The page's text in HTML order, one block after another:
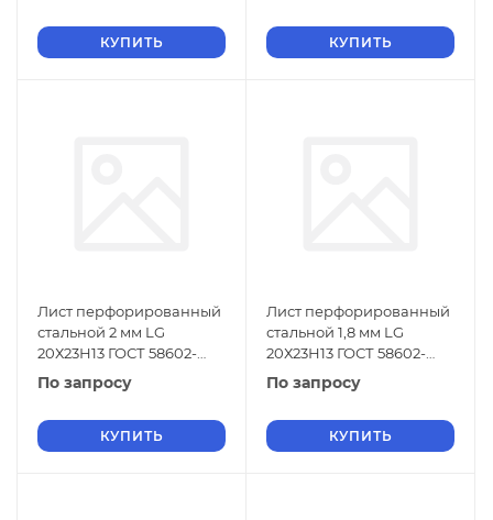
КУПИТЬ КУПИТЬ
Лист перфорированный
стальной 2 мм LG
20Х23Н13 ГОСТ 58602-
2019
По запросу
КУПИТЬ
Лист перфорированный
стальной 1,8 мм LG
20Х23Н13 ГОСТ 58602-
2019
По запросу
КУПИТЬ